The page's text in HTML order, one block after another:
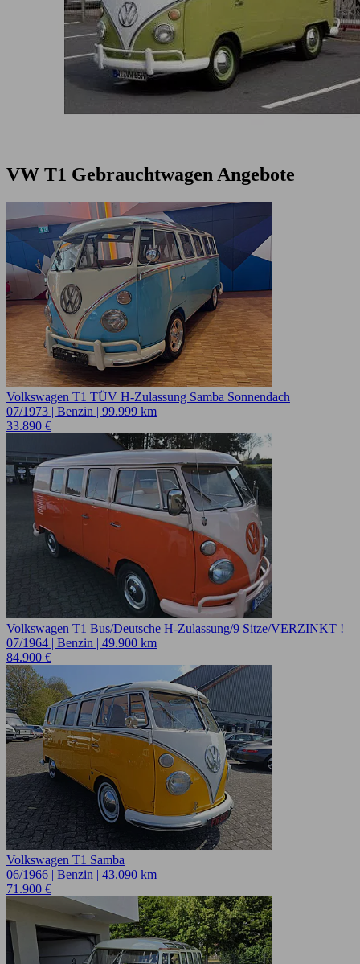
VW T1 Gebrauchtwagen Angebote
Volkswagen T1 TÜV H-Zulassung Samba Sonnendach
07/1973 | Benzin | 99.999 km
33.890 €
Volkswagen T1 Bus/Deutsche H-Zulassung/9 Sitze/VERZINKT !
07/1964 | Benzin | 49.900 km
84.900 €
Volkswagen T1 Samba
06/1966 | Benzin | 43.090 km
71.900 €